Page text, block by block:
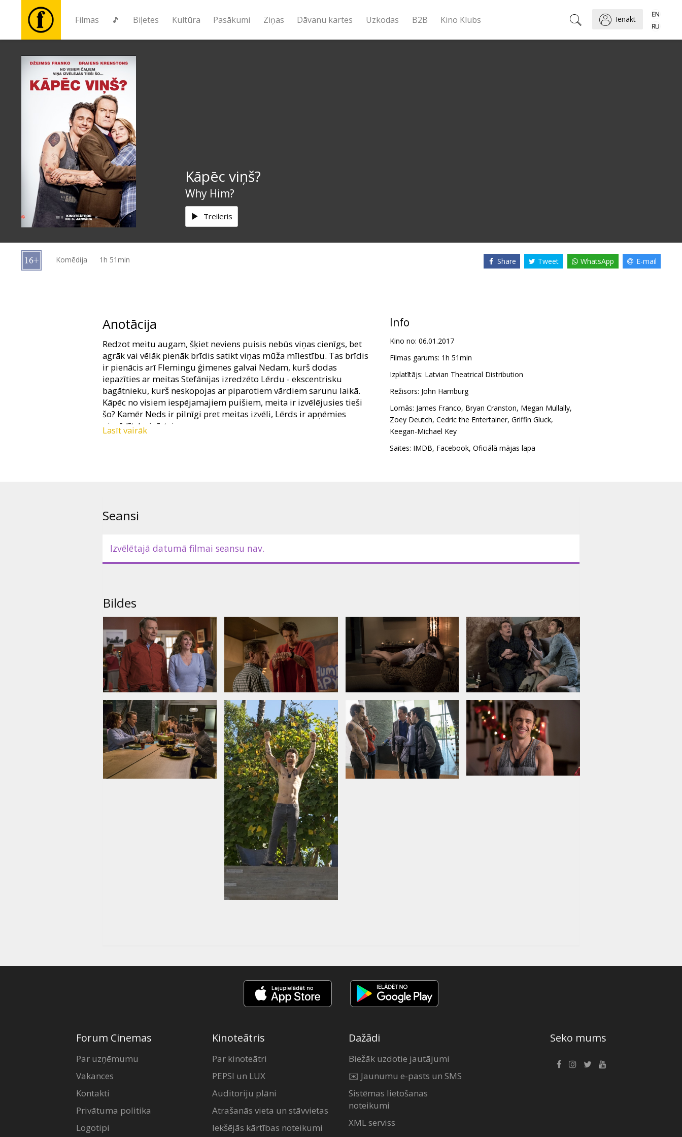
Filmas 🎵 Biļetes Kultūra Pasākumi Ziņas Dāvanu kartes Uzkodas B2B Kino Klubs Ienākt
Filmas
🎵
Kultūra
Pasākumi
Ziņas
kartes
Kāpēc viņš?
Why Him?
Treileris
Komēdija 1h 51min Share Tweet WhatsApp E-mail
Anotācija
Redzot meitu augam, šķiet neviens puisis nebūs viņas cienīgs, bet
agrāk vai vēlāk pienāk brīdis satikt viņas mūža mīlestību. Tas brīdis
ir pienācis arī Flemingu ģimenes galvai Nedam, kurš dodas
iepazīties ar meitas Stefānijas izredzēto Lērdu - ekscentrisku
bagātnieku, kurš neskopojas ar piparotiem vārdiem sarunu laikā.
Kāpēc no visiem iespējamajiem puišiem, meita ir izvēlējusies tieši
šo? Kamēr Neds ir pilnīgi pret meitas izvēli, Lērds ir apņēmies
pierādīt, ka ir īstais.
Lasīt vairāk
Info
Kino no: 06.01.2017
Filmas garums: 1h 51min
Izplatītājs: Latvian Theatrical Distribution
Režisors: John Hamburg
Lomās: James Franco, Bryan Cranston, Megan Mullally,
Zoey Deutch, Cedric the Entertainer, Griffin Gluck,
Keegan-Michael Key
Saites: IMDB, Facebook, Oficiālā mājas lapa
Seansi
Izvēlētajā datumā filmai seansu nav.
Bildes
Forum Cinemas
Par uzņēmumu
Vakances
Kontakti
Privātuma politika
Logotipi
Kinoteātris
Par kinoteātri
PEPSI un LUX
Auditoriju plāni
Atrašanās vieta un stāvvietas
Iekšējās kārtības noteikumi
Dažādi
Biežāk uzdotie jautājumi
✉️ Jaunumu e-pasts un SMS
Sistēmas lietošanas
noteikumi
XML serviss
Seko mums